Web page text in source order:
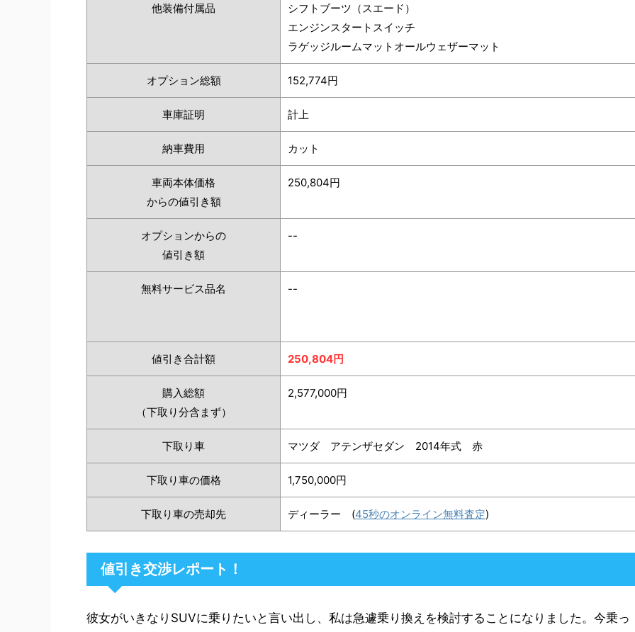
他装備付属品
シフトブーツ（スエード）
エンジンスタートスイッチ
ラゲッジルームマットオールウェザーマット
オプション総額 152,774円
車庫証明 計上
納車費用 カット
車両本体価格
からの値引き額
250,804円
オプションからの
値引き額
--
無料サービス品名 --
値引き合計額 250,804円
購入総額
（下取り分含まず）
2,577,000円
下取り車 マツダ アテンザセダン 2014年式 赤
下取り車の価格 1,750,000円
下取り車の売却先 ディーラー (45秒のオンライン無料査定)
値引き交渉レポート！
彼女がいきなりSUVに乗りたいと言い出し、私は急遽乗り換えを検討することになりました。今乗っ